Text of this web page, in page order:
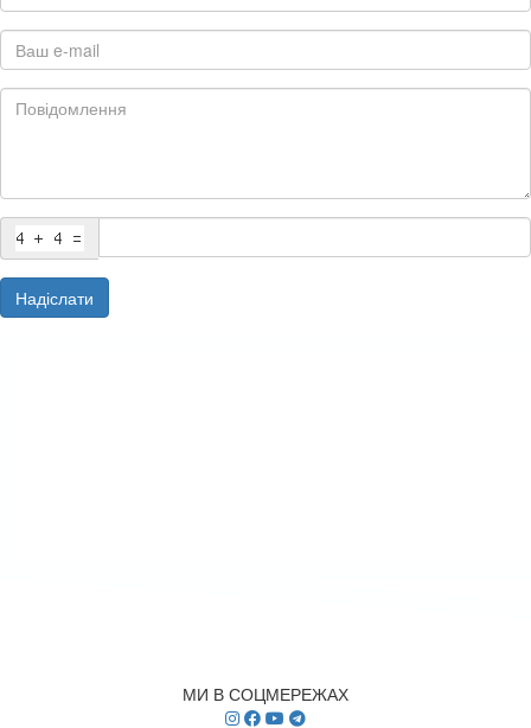
Надіслати
МИ В СОЦМЕРЕЖАХ